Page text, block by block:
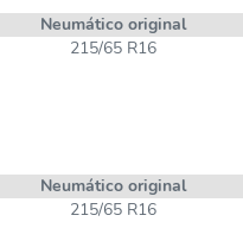
Neumático original
215/65 R16
Neumático original
215/65 R16